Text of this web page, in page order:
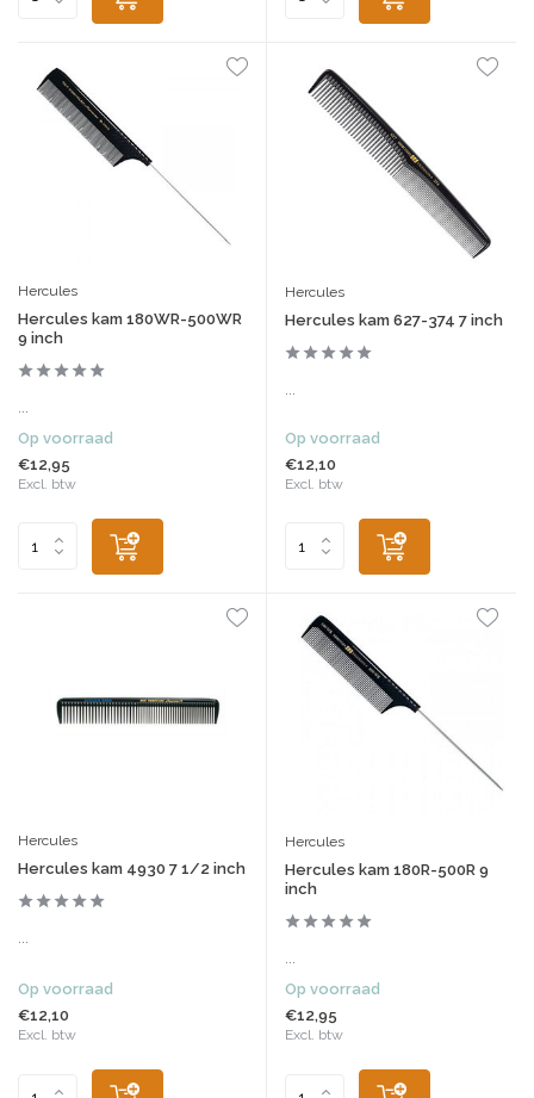
Hercules
Hercules kam 180WR-500WR
9 inch
Op voorraad
€12,95
Excl. btw
Hercules
Hercules kam 627-374 7 inch
Op voorraad
€12,10
Excl. btw
Hercules
Hercules kam 4930 7 1/2 inch
...
Op voorraad
€12,10
Excl. btw
Hercules
Hercules kam 180R-500R 9
inch
...
Op voorraad
€12,95
Excl. btw